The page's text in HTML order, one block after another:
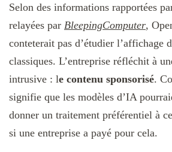
Selon des informations rapportées
relayées par BleepingComputer,
conteterait pas d’étudier l’affichage
classiques. L’entreprise réfléchit à
intrusive : le contenu sponsorisé.
signifie que les modèles d’IA
donner un traitement préférentiel à
si une entreprise a payé pour cela.